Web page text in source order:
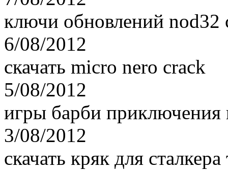
ключи обновлений nod32
6/08/2012
скачать micro nero crack
5/08/2012
игры барби приключения
3/08/2012
скачать кряк для